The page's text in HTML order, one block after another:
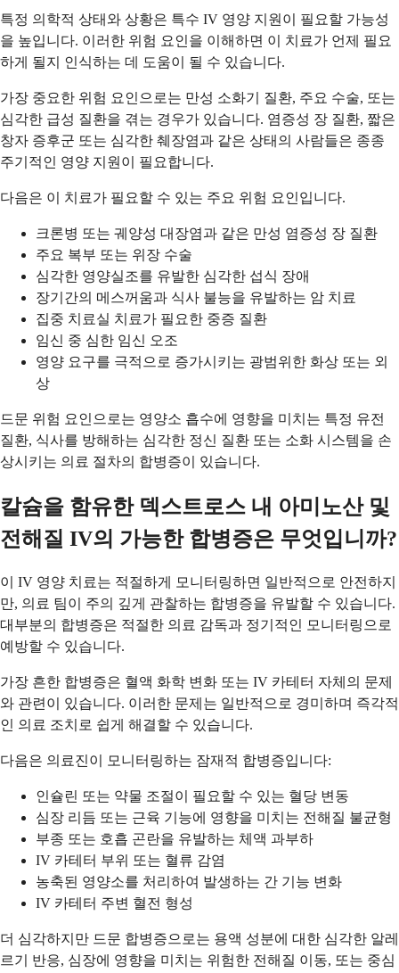
특정 의학적 상태와 상황은 특수 IV 영양 지원이 필요할 가능성
을 높입니다. 이러한 위험 요인을 이해하면 이 치료가 언제 필요
하게 될지 인식하는 데 도움이 될 수 있습니다.
가장 중요한 위험 요인으로는 만성 소화기 질환, 주요 수술, 또는
심각한 급성 질환을 겪는 경우가 있습니다. 염증성 장 질환, 짧은
창자 증후군 또는 심각한 췌장염과 같은 상태의 사람들은 종종
주기적인 영양 지원이 필요합니다.
다음은 이 치료가 필요할 수 있는 주요 위험 요인입니다.
크론병 또는 궤양성 대장염과 같은 만성 염증성 장 질환
주요 복부 또는 위장 수술
심각한 영양실조를 유발한 심각한 섭식 장애
장기간의 메스꺼움과 식사 불능을 유발하는 암 치료
집중 치료실 치료가 필요한 중증 질환
임신 중 심한 임신 오조
영양 요구를 극적으로 증가시키는 광범위한 화상 또는 외
상
드문 위험 요인으로는 영양소 흡수에 영향을 미치는 특정 유전
질환, 식사를 방해하는 심각한 정신 질환 또는 소화 시스템을 손
상시키는 의료 절차의 합병증이 있습니다.
칼슘을 함유한 덱스트로스 내 아미노산 및
전해질 IV의 가능한 합병증은 무엇입니까?
이 IV 영양 치료는 적절하게 모니터링하면 일반적으로 안전하지
만, 의료 팀이 주의 깊게 관찰하는 합병증을 유발할 수 있습니다.
대부분의 합병증은 적절한 의료 감독과 정기적인 모니터링으로
예방할 수 있습니다.
가장 흔한 합병증은 혈액 화학 변화 또는 IV 카테터 자체의 문제
와 관련이 있습니다. 이러한 문제는 일반적으로 경미하며 즉각적
인 의료 조치로 쉽게 해결할 수 있습니다.
다음은 의료진이 모니터링하는 잠재적 합병증입니다:
인슐린 또는 약물 조절이 필요할 수 있는 혈당 변동
심장 리듬 또는 근육 기능에 영향을 미치는 전해질 불균형
부종 또는 호흡 곤란을 유발하는 체액 과부하
IV 카테터 부위 또는 혈류 감염
농축된 영양소를 처리하여 발생하는 간 기능 변화
IV 카테터 주변 혈전 형성
더 심각하지만 드문 합병증으로는 용액 성분에 대한 심각한 알레
르기 반응, 심장에 영향을 미치는 위험한 전해질 이동, 또는 중심